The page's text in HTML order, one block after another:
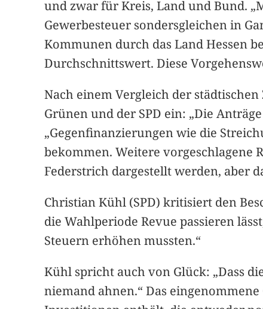
und zwar für Kreis, Land und Bund.
Gewerbesteuer sondersgleichen in
Kommunen durch das Land Hessen
Durchschnittswert. Diese
Nach einem Vergleich der
Grünen und der SPD ein: „Die
„Gegenfinanzierungen wie die
bekommen. Weitere
Federstrich dargestellt werden, aber
Christian Kühl (SPD) kritisiert den
die Wahlperiode Revue passieren
Steuern erhöhen mussten.“
Kühl spricht auch von Glück: „Dass
niemand ahnen.“ Das